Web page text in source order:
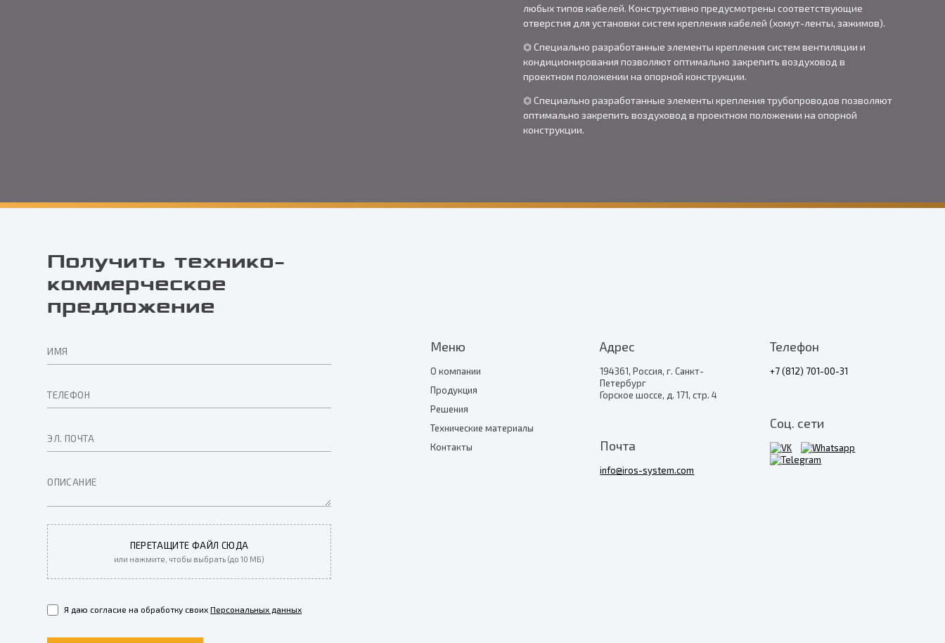
любых типов кабелей. Конструктивно предусмотрены соответствующие
отверстия для установки систем крепления кабелей (хомут-ленты, зажимов).
⏣ Специально разработанные элементы крепления систем вентиляции и
кондиционирования позволяют оптимально закрепить воздуховод в
проектном положении на опорной конструкции.
⏣ Специально разработанные элементы крепления трубопроводов позволяют
оптимально закрепить воздуховод в проектном положении на опорной
конструкции.
Получить технико-
коммерческое
предложение
ПЕРЕТАЩИТЕ ФАЙЛ СЮДА
или нажмите, чтобы выбрать (до 10 МБ)
Я даю согласие на обработку своихПерсональных данных
Меню
О компании
Продукция
Решения
Технические материалы
Контакты
Адрес
194361, Россия, г. Санкт-
Петербург
Горское шоссе, д. 171, стр. 4
Почта
info@iros-system.com
Телефон
+7 (812) 701-00-31
Соц. сети